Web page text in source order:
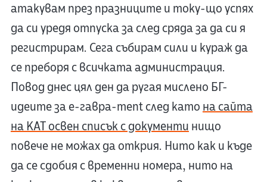
атакувам през празниците и току-що успях
да си уредя отпуска за след сряда за да си я
регистрирам. Сега събирам сили и кураж да
се преборя с всичката администрация.
Повод днес цял ден да ругая мислено БГ-
идеите за e-гавра-ment след като на сайта
на КАТ освен списък с документи нищо
повече не можах да открия. Нито как и къде
да се сдобия с временни номера, нито на